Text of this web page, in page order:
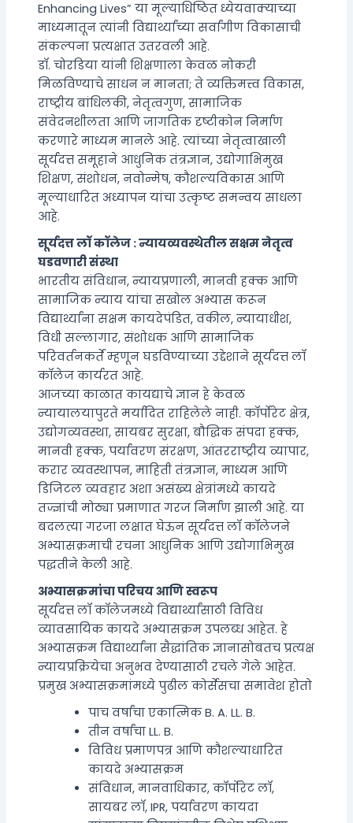
Enhancing Lives” या मूल्याधिष्ठित ध्येयवाक्याच्या
माध्यमातून त्यांनी विद्यार्थ्यांच्या सर्वांगीण विकासाची
संकल्पना प्रत्यक्षात उतरवली आहे.
डॉ. चोरडिया यांनी शिक्षणाला केवळ नोकरी
मिळविण्याचे साधन न मानता; ते व्यक्तिमत्त्व विकास,
राष्ट्रीय बांधिलकी, नेतृत्वगुण, सामाजिक
संवेदनशीलता आणि जागतिक दृष्टीकोन निर्माण
करणारे माध्यम मानले आहे. त्यांच्या नेतृत्वाखाली
सूर्यदत्त समूहाने आधुनिक तंत्रज्ञान, उद्योगाभिमुख
शिक्षण, संशोधन, नवोन्मेष, कौशल्यविकास आणि
मूल्याधारित अध्यापन यांचा उत्कृष्ट समन्वय साधला
आहे.
सूर्यदत्त लॉ कॉलेज : न्यायव्यवस्थेतील सक्षम नेतृत्व
घडवणारी संस्था
भारतीय संविधान, न्यायप्रणाली, मानवी हक्क आणि
सामाजिक न्याय यांचा सखोल अभ्यास करून
विद्यार्थ्यांना सक्षम कायदेपंडित, वकील, न्यायाधीश,
विधी सल्लागार, संशोधक आणि सामाजिक
परिवर्तनकर्ते म्हणून घडविण्याच्या उद्देशाने सूर्यदत्त लॉ
कॉलेज कार्यरत आहे.
आजच्या काळात कायद्याचे ज्ञान हे केवळ
न्यायालयापुरते मर्यादित राहिलेले नाही. कॉर्पोरेट क्षेत्र,
उद्योगव्यवस्था, सायबर सुरक्षा, बौद्धिक संपदा हक्क,
मानवी हक्क, पर्यावरण संरक्षण, आंतरराष्ट्रीय व्यापार,
करार व्यवस्थापन, माहिती तंत्रज्ञान, माध्यम आणि
डिजिटल व्यवहार अशा असंख्य क्षेत्रांमध्ये कायदे
तज्ज्ञांची मोठ्या प्रमाणात गरज निर्माण झाली आहे. या
बदलत्या गरजा लक्षात घेऊन सूर्यदत्त लॉ कॉलेजने
अभ्यासक्रमाची रचना आधुनिक आणि उद्योगाभिमुख
पद्धतीने केली आहे.
अभ्यासक्रमांचा परिचय आणि स्वरूप
सूर्यदत्त लॉ कॉलेजमध्ये विद्यार्थ्यांसाठी विविध
व्यावसायिक कायदे अभ्यासक्रम उपलब्ध आहेत. हे
अभ्यासक्रम विद्यार्थ्यांना सैद्धांतिक ज्ञानासोबतच प्रत्यक्ष
न्यायप्रक्रियेचा अनुभव देण्यासाठी रचले गेले आहेत.
प्रमुख अभ्यासक्रमांमध्ये पुढील कोर्सेसचा समावेश होतो
पाच वर्षांचा एकात्मिक B. A. LL. B.
तीन वर्षांचा LL. B.
विविध प्रमाणपत्र आणि कौशल्याधारित
कायदे अभ्यासक्रम
संविधान, मानवाधिकार, कॉर्पोरेट लॉ,
सायबर लॉ, IPR, पर्यावरण कायदा